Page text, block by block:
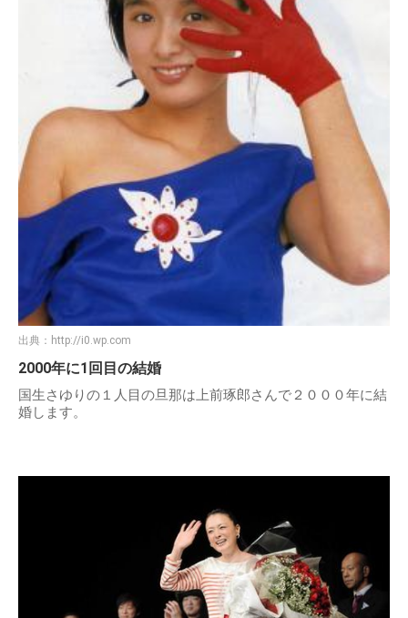
出典： http://i0.wp.com
2000年に1回目の結婚
国生さゆりの１人目の旦那は上前琢郎さんで２０００年に結
婚します。